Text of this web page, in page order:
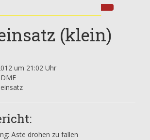
(klein)
um 21:02 Uhr
DME
Äste drohen zu fallen